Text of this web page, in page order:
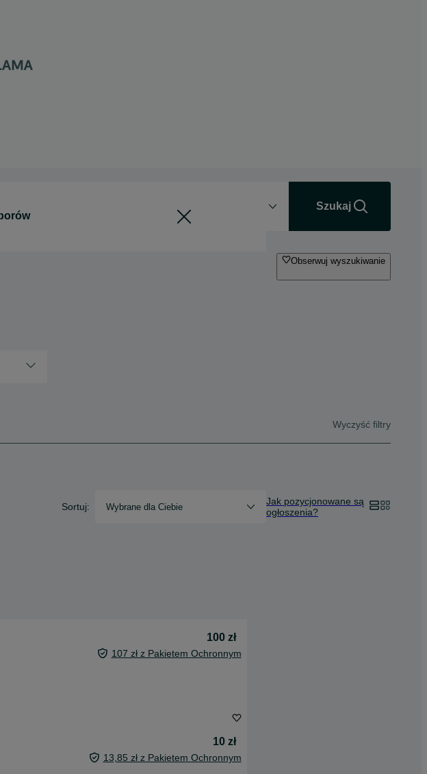
Szukaj
Obserwuj wyszukiwanie
Wyczyść filtry
Sortuj: Wybrane dla Ciebie
Jak pozycjonowane są
ogłoszenia?
100 zł
107 zł z Pakietem Ochronnym
10 zł
13,85 zł z Pakietem Ochronnym